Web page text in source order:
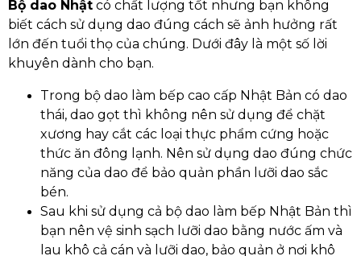
Bộ dao Nhật có chất lượng tốt nhưng bạn không
biết cách sử dụng dao đúng cách sẽ ảnh hưởng rất
lớn đến tuổi thọ của chúng. Dưới đây là một số lời
khuyên dành cho bạn.
Trong bộ dao làm bếp cao cấp Nhật Bản có dao
thái, dao gọt thì không nên sử dụng để chặt
xương hay cắt các loại thực phẩm cứng hoặc
thức ăn đông lạnh. Nên sử dụng dao đúng chức
năng của dao để bảo quản phần lưỡi dao sắc
bén.
Sau khi sử dụng cả bộ dao làm bếp Nhật Bản thì
bạn nên vệ sinh sạch lưỡi dao bằng nước ấm và
lau khô cả cán và lưỡi dao, bảo quản ở nơi khô